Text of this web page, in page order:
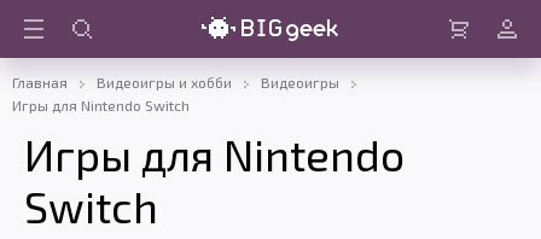
Войти
Главная Видеоигры и хобби
Видеоигры
Игры для Nintendo Switch
Игры для Nintendo
Switch